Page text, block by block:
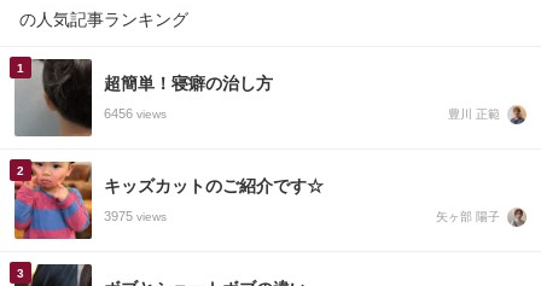
の人気記事ランキング
超簡単！寝癖の治し方
6456 views 豊川 正範
キッズカットのご紹介です☆
3975 views 矢ヶ部 陽子